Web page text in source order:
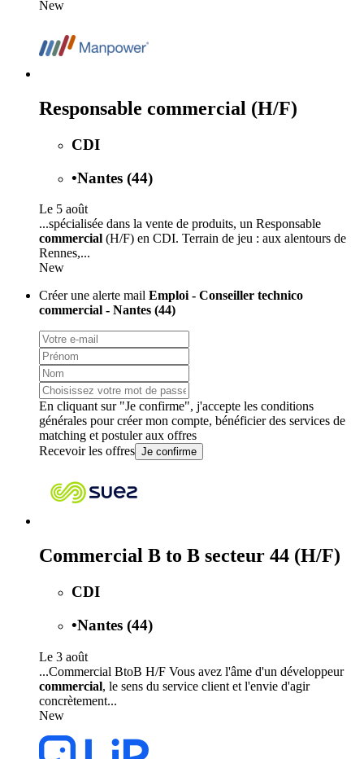
New
Responsable commercial (H/F)
CDI
•Nantes (44)
Le 5 août
...spécialisée dans la vente de produits, un Responsable
commercial (H/F) en CDI. Terrain de jeu : aux alentours de
Rennes,...
New
Créer une alerte mail Emploi - Conseiller technico
commercial - Nantes (44)
En cliquant sur "Je confirme", j'accepte les conditions
générales pour créer mon compte, bénéficier des services de
matching et postuler aux offres
Recevoir les offres Je confirme
Commercial B to B secteur 44 (H/F)
CDI
•Nantes (44)
Le 3 août
...Commercial BtoB H/F Vous avez l'âme d'un développeur
commercial, le sens du service client et l'envie d'agir
concrètement...
New